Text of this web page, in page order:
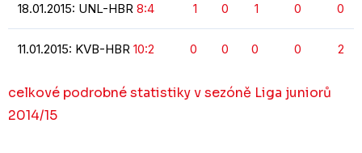
18.01.2015: UNL-HBR 8:4 1 0 1 0 0
11.01.2015: KVB-HBR 10:2 0 0 0 0 2
celkové podrobné statistiky v sezóně Liga juniorů
2014/15